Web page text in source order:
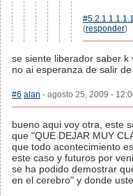
#5.2.1.1.1.1.1
(responder)
se siente liberador saber
no ai esperanza de salir
#6 alan - agosto 25, 2009 -
bueno aqui voy otra, este
que "QUE DEJAR MUY
que todo acontecimiento
este caso y futuros por
se ha podido demostrar
en el cerebro" y donde